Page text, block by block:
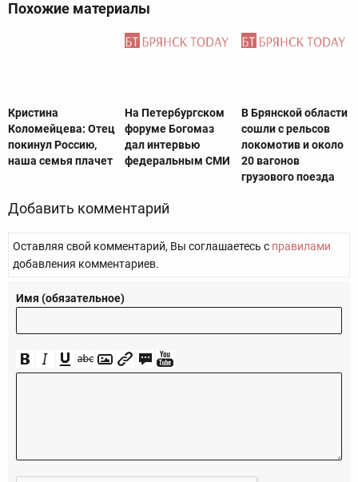
Похожие материалы
Кристина
Коломейцева: Отец
покинул Россию,
наша семья плачет‍
На Петербургском
форуме Богомаз
дал интервью
федеральным СМИ
В Брянской области
сошли с рельсов
локомотив и около
20 вагонов
грузового поезда
Добавить комментарий
Оставляя свой комментарий, Вы соглашаетесь с правилами
добавления комментариев.
Имя (обязательное)